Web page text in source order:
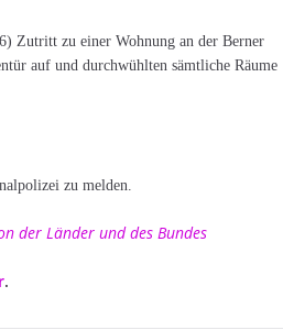
Zutritt zu einer Wohnung an der Berner
auf und durchwühlten sämtliche Räume
zu melden.
der Länder und des Bundes
.